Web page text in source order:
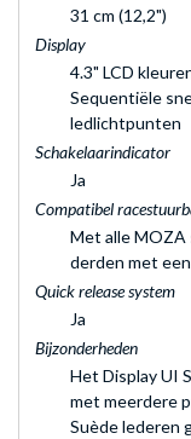
31 cm (12,2")
Display
4.3" LCD
Sequentiële
ledlichtpunten
Schakelaarindicator
Ja
Compatibel
Met alle MOZA
derden met
Quick release system
Ja
Bijzonderheden
Het Display UI
met meerdere
Suède lederen